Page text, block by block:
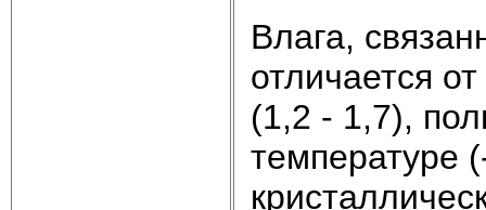
Влага,
отличается
(1,2 - 1,7),
температуре